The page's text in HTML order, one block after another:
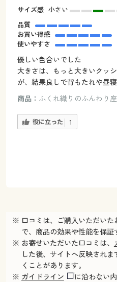
サイズ感 小さい
品質
お買い得感
使いやすさ
優しい色合いでした
大きさは、もっと大きいクッ
が、結果良しで背もたれや昼
商品： ふくれ織りのふんわり
役に立った 1
※ 口コミは、ご購入いただいた
で、商品の効果や性能を保証
※ お寄せいただいた口コミは、
した後、サイトへ反映され
くことがあります。
※ ガイドライン
に沿わない